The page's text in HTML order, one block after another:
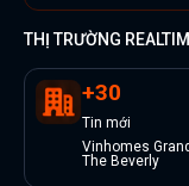
THỊ TRƯỜNG
+30
Tin mới
Vinhomes
The Beverly